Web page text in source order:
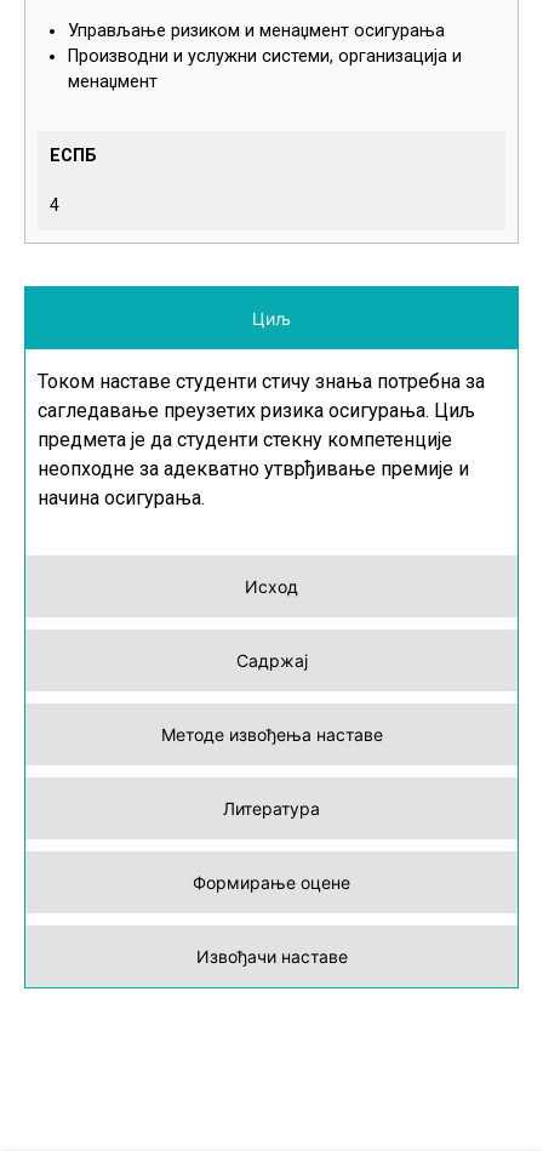
Управљање ризиком и менаџмент осигурања
Производни и услужни системи, организација и
менаџмент
ЕСПБ
4
Циљ
Исход
Садржај
Методе извођења наставе
Литература
Формирање оцене
Извођачи наставе
Током наставе студенти стичу знања потребна за
сагледавање преузетих ризика осигурања. Циљ
предмета је да студенти стекну компетенције
неопходне за адекватно утврђивање премије и
начина осигурања.